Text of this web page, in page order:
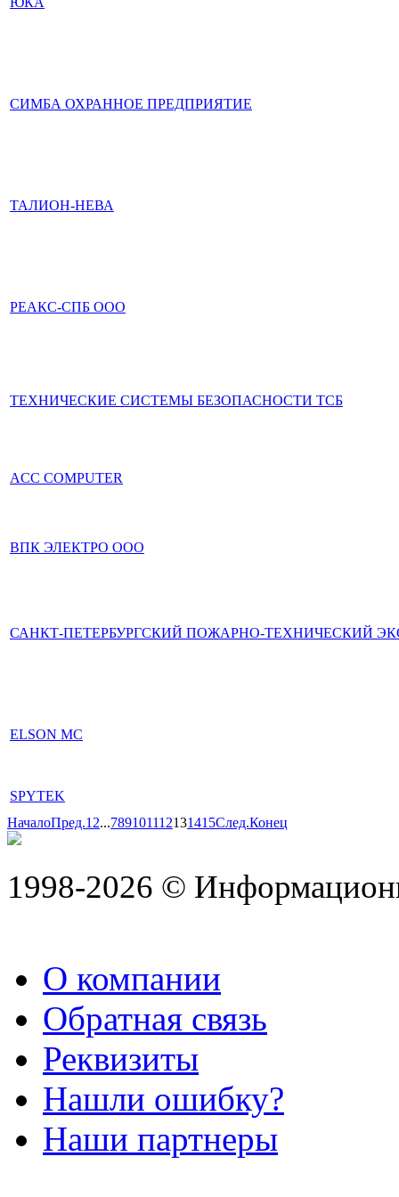
СИМБА ОХРАННОЕ ПРЕДПРИЯТИЕ
ТАЛИОН-НЕВА
РЕАКС-СПБ ООО
ТЕХНИЧЕСКИЕ СИСТЕМЫ БЕЗОПАСНОСТИ ТСБ
ACC COMPUTER
ВПК ЭЛЕКТРО ООО
САНКТ-ПЕТЕРБУРГСКИЙ ПОЖАРНО-ТЕХНИЧЕСКИЙ
ELSON MC
SPYTEK
НачалоПред.1 2...789101112131415След.Конец
1998-2026 ©
О компании
Обратная связь
Реквизиты
Нашли ошибку?
Наши партнеры